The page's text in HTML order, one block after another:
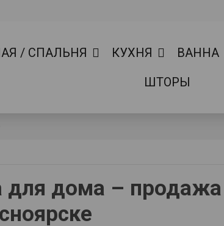
/ СПАЛЬНЯ КУХНЯ ВАННА
ШТОРЫ
дома – продажа